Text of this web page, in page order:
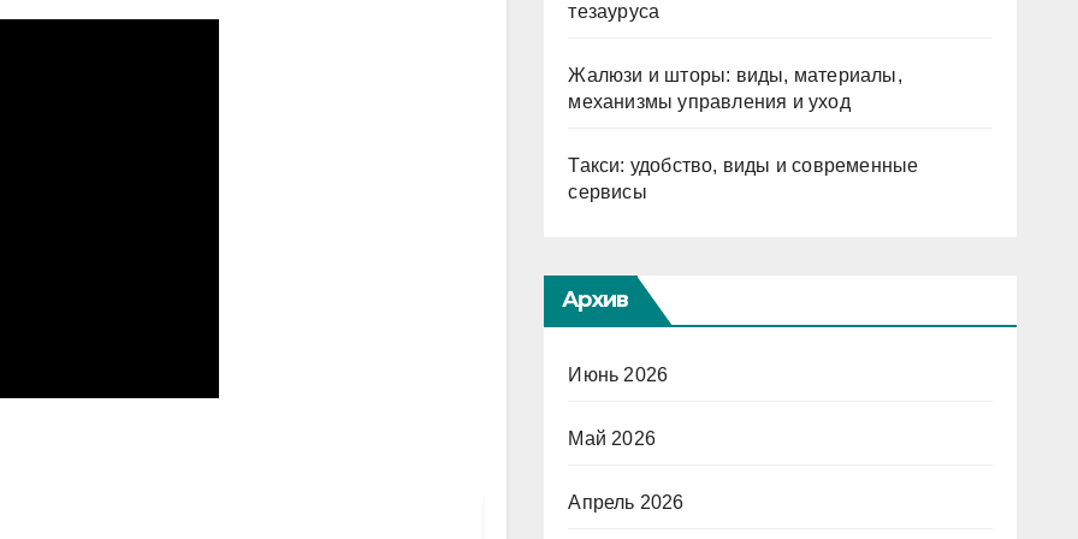
тезауруса
Жалюзи и шторы: виды, материалы,
механизмы управления и уход
Такси: удобство, виды и современные
сервисы
Архив
Июнь 2026
Май 2026
Апрель 2026